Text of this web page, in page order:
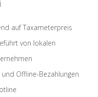
auf Taxameterpreis
von lokalen
und Offline-Bezahlungen